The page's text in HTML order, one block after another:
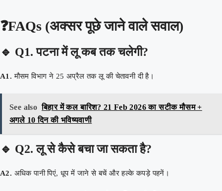
❓FAQs (अक्सर पूछे जाने वाले सवाल)
🔹 Q1. पटना में लू कब तक चलेगी?
A1. मौसम विभाग ने 25 अप्रैल तक लू की चेतावनी दी है।
See also बिहार में कल बारिश? 21 Feb 2026 का सटीक मौसम +
अगले 10 दिन की भविष्यवाणी
🔹 Q2. लू से कैसे बचा जा सकता है?
A2. अधिक पानी पिएं, धूप में जाने से बचें और हल्के कपड़े पहनें।